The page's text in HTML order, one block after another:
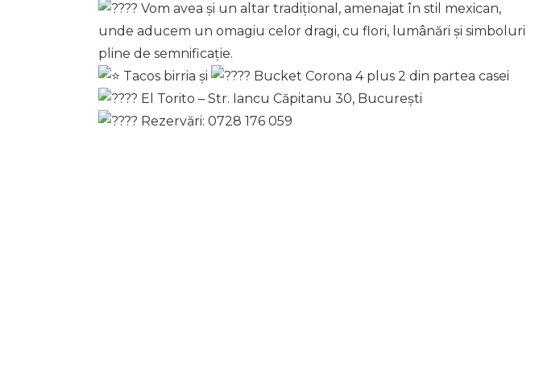
Vom avea și un altar tradițional, amenajat în stil mexican,
unde aducem un omagiu celor dragi, cu flori, lumânări și simboluri
pline de semnificație.
Tacos birria și
Bucket Corona 4 plus 2 din partea casei
El Torito – Str. Iancu Căpitanu 30, București
Rezervări: 0728 176 059